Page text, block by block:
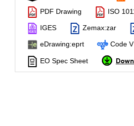
PDF Drawing ISO
IGES Zemax:zar
eDrawing:eprt Code V
EO Spec Sheet